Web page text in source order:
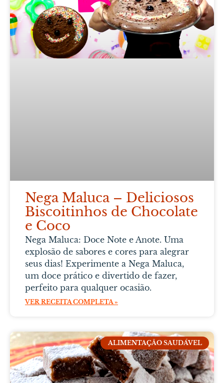
Nega Maluca – Deliciosos
Biscoitinhos de Chocolate
e Coco
Nega Maluca: Doce Note e Anote. Uma
explosão de sabores e cores para alegrar
seus dias! Experimente a Nega Maluca,
um doce prático e divertido de fazer,
perfeito para qualquer ocasião.
VER RECEITA COMPLETA »
ALIMENTAÇÃO SAUDÁVEL